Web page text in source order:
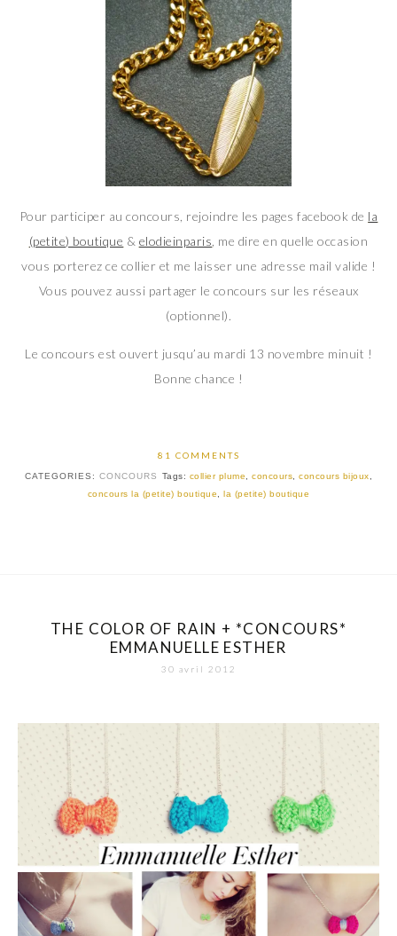
Pour participer au concours, rejoindre les pages facebook de la
(petite) boutique & elodieinparis, me dire en quelle occasion
vous porterez ce collier et me laisser une adresse mail valide !
Vous pouvez aussi partager le concours sur les réseaux
(optionnel).
Le concours est ouvert jusqu’au mardi 13 novembre minuit !
Bonne chance !
81 COMMENTS
CATEGORIES: CONCOURS Tags: collier plume,concours,concours bijoux,
concours la (petite) boutique, la (petite) boutique
THE COLOR OF RAIN + *CONCOURS*
EMMANUELLE ESTHER
30 avril 2012